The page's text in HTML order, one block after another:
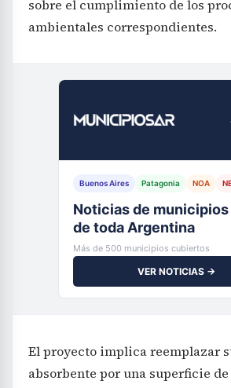
de toda Argentina
Más de 500 municipios cubiertos
VER NOTICIAS →
material que impide la filtración
agua, con posibles efectos